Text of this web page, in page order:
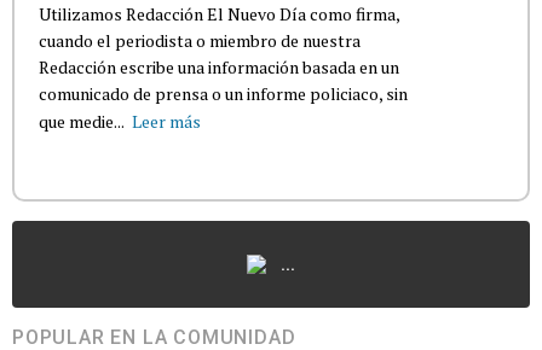
Utilizamos Redacción El Nuevo Día como firma,
cuando el periodista o miembro de nuestra
Redacción escribe una información basada en un
comunicado de prensa o un informe policiaco, sin
que medie... Leer más
...
POPULAR EN LA COMUNIDAD